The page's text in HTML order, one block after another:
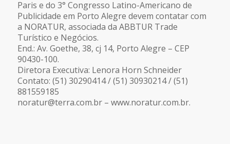
Paris e do 3° Congresso Latino-Americano de
Publicidade em Porto Alegre devem contatar com
a NORATUR, associada da ABBTUR Trade
Turístico e Negócios.
End.: Av. Goethe, 38, cj 14, Porto Alegre – CEP
90430-100.
Diretora Executiva: Lenora Horn Schneider
Contato: (51) 30290414 / (51) 30930214 / (51)
881559185
noratur@terra.com.br – www.noratur.com.br.